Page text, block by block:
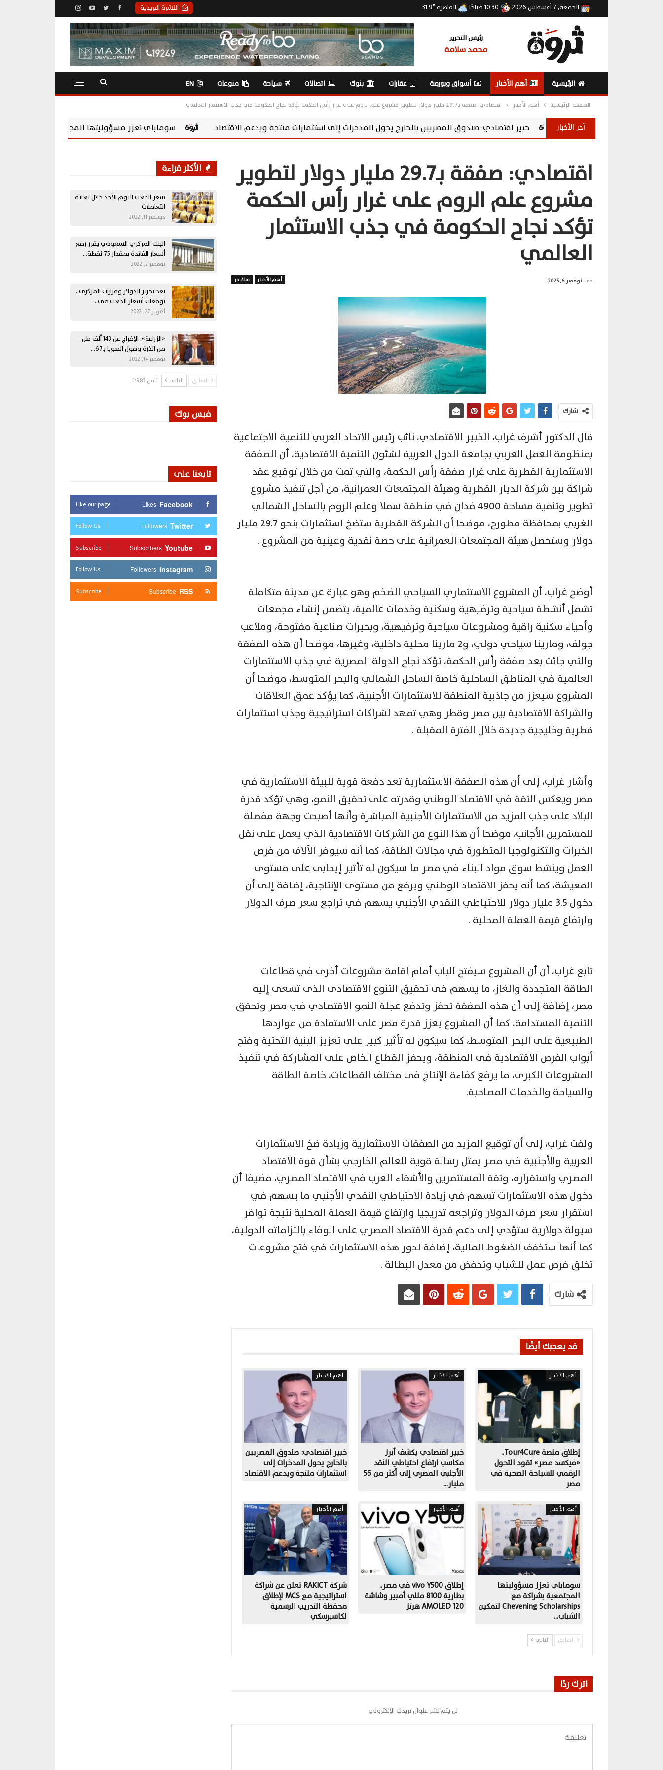
النشرة البريدية الجمعة, 7 أغسطس 2026 القاهرة°
31.9
رئيس التحرير
محمد سلامة
الرئيسية أهم الأخبار أسواق وبورصة عقارات بنوك اتصالات سياحة منوعات EN
الصفحة الرئيسية أهم الأخبار اقتصادي: صفقة بـ29.7 مليار دولار لتطوير مشروع علم الروم على غرار رأس الحكمة تؤكد نجاح الحكومة في جذب الاستثمار العالمي
آخر الأخبار
خبير اقتصادي: صندوق المصريين بالخارج يحول المدخرات إلى استثمارات منتجة ويدعم الاقتصاد سوماباي تعزز مسؤوليتها المجتمعية بشراكة مع Chevening Scholarships لتمكين الشباب المصري
اقتصادي: صفقة بـ29.7 مليار دولار لتطوير
مشروع علم الروم على غرار رأس الحكمة
تؤكد نجاح الحكومة في جذب الاستثمار
العالمي
أهم الأخبار سلايدر في نوفمبر 6, 2025
شارك
قال الدكتور أشرف غراب، الخبير الاقتصادي، نائب رئيس الاتحاد العربي للتنمية الاجتماعية
بمنظومة العمل العربي بجامعة الدول العربية لشئون التنمية الاقتصادية، أن الصفقة
الاستثمارية القطرية على غرار صفقة رأس الحكمة، والتي تمت من خلال توقيع عقد
شراكة بين شركة الديار القطرية وهيئة المجتمعات العمرانية، من أجل تنفيذ مشروع
تطوير وتنمية مساحة 4900 فدان في منطقة سملا وعلم الروم بالساحل الشمالي
الغربي بمحافظة مطورح، موضحا أن الشركة القطرية ستضخ استثمارات بنحو 29.7 مليار
دولار وستحصل هيئة المجتمعات العمرانية على حصة نقدية وعينية من المشروع .
أوضح غراب، أن المشروع الاستثماري السياحي الضخم وهو عبارة عن مدينة متكاملة
تشمل أنشطة سياحية وترفيهية وسكنية وخدمات عالمية، يتضمن إنشاء مجمعات
وأحياء سكنية راقية ومشروعات سياحية وترفيهية، وبحيرات صناعية مفتوحة، وملاعب
جولف، ومارينا سياحي دولي، و2 مارينا محلية داخلية، وغيرها، موضحا أن هذه الصفقة
والتي جائت بعد صفقة رأس الحكمة، تؤكد نجاح الدولة المصرية في جذب الاستثمارات
العالمية في المناطق الساحلية خاصة الساحل الشمالي والبحر المتوسط، موضحا أن
المشروع سيعزز من جاذبية المنطقة للاستثمارات الأجنبية، كما يؤكد عمق العلاقات
والشراكة الاقتصادية بين مصر وقطر وهي تمهد لشراكات استراتيجية وجذب استثمارات
قطرية وخليجية جديدة خلال الفترة المقبلة .
وأشار غراب، إلى أن هذه الصفقة الاستثمارية تعد دفعة قوية للبيئة الاستثمارية في
مصر ويعكس الثقة في الاقتصاد الوطني وقدرته على تحقيق النمو، وهي تؤكد قدرة
البلاد على جذب المزيد من الاستثمارات الأجنبية المباشرة وأنها أصبحت وجهة مفضلة
للمستمرين الأجانب، موضحا أن هذا النوع من الشركات الاقتصادية الذي يعمل على نقل
الخبرات والتكنولوجيا المتطورة في مجالات الطاقة، كما أنه سيوفر الآلاف من فرص
العمل وينشط سوق مواد البناء في مصر ما سيكون له تأثير إيجابى على مستوى
المعيشة، كما أنه يحفز الاقتصاد الوطني ويرفع من مستوى الإنتاجية، إضافة إلى أن
دخول 3.5 مليار دولار للاحتياطي النقدي الأجنبي يسهم في تراجع سعر صرف الدولار
وارتفاع قيمة العملة المحلية .
تابع غراب، أن أن المشروع سيفتح الباب أمام اقامة مشروعات أخرى في قطاعات
الطاقة المتجددة والغاز، ما يسهم فى تحقيق التنوع الاقتصادى الذى تسعى إليه
مصر، إضافة إلى أن هذه الصفقة تحفز وتدفع عجلة النمو الاقتصادي في مصر وتحقق
التنمية المستدامة، كما أن المشروع يعزز قدرة مصر على الاستفادة من مواردها
الطبيعية على البحر المتوسط، كما سيكون له تأثير كبير على تعزيز البنية التحتية وفتح
أبواب الفرص الاقتصادية فى المنطقة، ويحفز القطاع الخاص على المشاركة في تنفيذ
المشروعات الكبرى، ما يرفع كفاءة الإنتاج فى مختلف القطاعات، خاصة الطاقة
والسياحة والخدمات المصاحبة.
ولفت غراب، إلى أن توقيع المزيد من الصفقات الاستثمارية وزيادة ضخ الاستثمارات
العربية والأجنبية في مصر يمثل رسالة قوية للعالم الخارجي بشأن قوة الاقتصاد
المصري واستقراره، وثقة المستثمرين والأشقاء العرب في الاقتصاد المصري، مضيفا أن
دخول هذه الاستثمارات تسهم في زيادة الاحتياطي النقدي الأجنبي ما يسهم في
استقرار سعر صرف الدولار وتراجعه تدريجيا وارتفاع قيمة العملة المحلية نتيجة توافر
سيولة دولارية ستؤدي إلى دعم قدرة الاقتصاد المصري على الوفاء بالتزاماته الدولية،
كما أنها ستخفف الضغوط المالية، إضافة لدور هذه الاستثمارات في فتح مشروعات
تخلق فرص عمل للشباب وتخفض من معدل البطالة .
شارك
قد يعجبك أيضًا
أهم الأخبار
إطلاق منصة Tour4Cure..
«فيكسد مصر» تقود التحول
الرقمي للسياحة الصحية في
مصر
أهم الأخبار
خبير اقتصادي يكشف أبرز
مكاسب ارتفاع احتياطي النقد
الأجنبي المصري إلى أكثر من 56
مليار…
أهم الأخبار
خبير اقتصادي: صندوق المصريين
بالخارج يحول المدخرات إلى
استثمارات منتجة ويدعم الاقتصاد
أهم الأخبار
سوماباي تعزز مسؤوليتها
المجتمعية بشراكة مع
Chevening Scholarships لتمكين
الشباب…
أهم الأخبار
إطلاق vivo Y500 في مصر..
بطارية 8100 مللي أمبير وشاشة
AMOLED 120 هرتز
أهم الأخبار
شركة RAKICT تعلن عن شراكة
استراتيجية مع MCS لإطلاق
محفظة التدريب الرسمية
لكاسبرسكي
السابق التالي
اترك ردًا
لن يتم نشر عنوان بريدك الإلكتروني.
الأكثر قراءة
سعر الذهب اليوم الأحد خلال نهاية
التعاملات
ديسمبر 11, 2022
البنك المركزي السعودي يقرر رفع
أسعار الفائدة بمقدار 75 نقطة…
نوفمبر 2, 2022
بعد تحرير الدولار وقرارات المركزي..
توقعات أسعار الذهب في…
أكتوبر 27, 2022
«الزراعة»: الإفراج عن 143 ألف طن
من الذرة وفول الصويا بـ67…
نوفمبر 14, 2022
السابق التالي 1 من 1٬983
فيس بوك
تابعنا على
Facebook
Likes
Like our page
Twitter
Followers
Follow Us
Youtube
Subscribers
Subscribe
Instagram
Followers
Follow Us
RSS
Subscribe
Subscribe